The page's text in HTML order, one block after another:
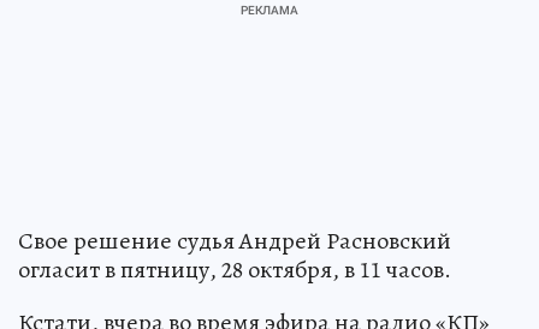
Свое решение судья Андрей Расновский
огласит в пятницу, 28 октября, в 11 часов.
Кстати, вчера во время эфира на радио «КП»